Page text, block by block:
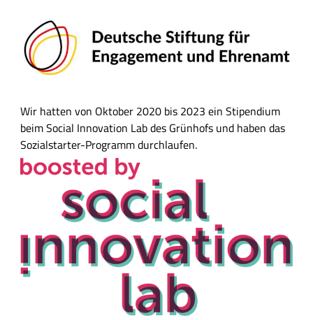
a
f
e
l
d
Wir hatten von Oktober 2020 bis 2023 ein Stipendium
beim Social Innovation Lab des Grünhofs und haben das
Sozialstarter-Programm durchlaufen.